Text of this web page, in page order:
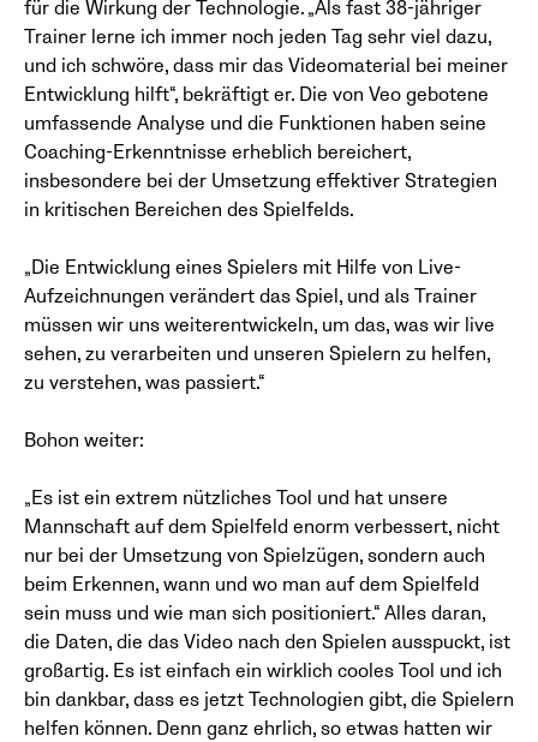
für die Wirkung der Technologie. „Als fast 38-jähriger
Trainer lerne ich immer noch jeden Tag sehr viel dazu,
und ich schwöre, dass mir das Videomaterial bei meiner
Entwicklung hilft“, bekräftigt er. Die von Veo gebotene
umfassende Analyse und die Funktionen haben seine
Coaching-Erkenntnisse erheblich bereichert,
insbesondere bei der Umsetzung effektiver Strategien
in kritischen Bereichen des Spielfelds.
„Die Entwicklung eines Spielers mit Hilfe von Live-
Aufzeichnungen verändert das Spiel, und als Trainer
müssen wir uns weiterentwickeln, um das, was wir live
sehen, zu verarbeiten und unseren Spielern zu helfen,
zu verstehen, was passiert.“
Bohon weiter:
„Es ist ein extrem nützliches Tool und hat unsere
Mannschaft auf dem Spielfeld enorm verbessert, nicht
nur bei der Umsetzung von Spielzügen, sondern auch
beim Erkennen, wann und wo man auf dem Spielfeld
sein muss und wie man sich positioniert.“ Alles daran,
die Daten, die das Video nach den Spielen ausspuckt, ist
großartig. Es ist einfach ein wirklich cooles Tool und ich
bin dankbar, dass es jetzt Technologien gibt, die Spielern
helfen können. Denn ganz ehrlich, so etwas hatten wir